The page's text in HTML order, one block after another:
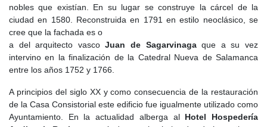
nobles que existían. En su lugar se construye la cárcel de la
ciudad en 1580. Reconstruida en 1791 en estilo neoclásico, se
cree que la fachada es o
a del arquitecto vascoJuan de Sagarvinagaque a su vez
intervino en la finalización de la Catedral Nueva de Salamanca
entre los años 1752 y 1766.
A principios del siglo XX y como consecuencia de la restauración
de la Casa Consistorial este edificio fue igualmente utilizado como
Ayuntamiento. En la actualidad alberga al Hotel Hospedería